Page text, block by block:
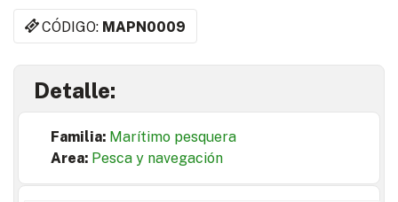
CÓDIGO: MAPN0009
Detalle:
Familia: Marítimo pesquera
Area: Pesca y navegación